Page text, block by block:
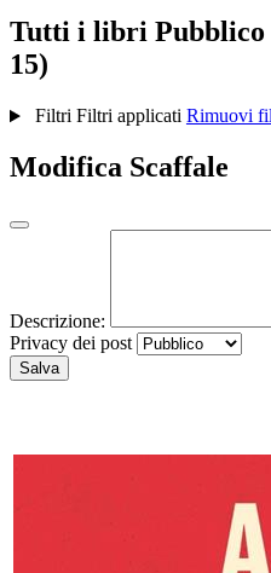
Tutti i libri Pubblico
15)
Filtri Filtri applicati Rimuovi
Modifica Scaffale
Descrizione:
Privacy dei post
Salva